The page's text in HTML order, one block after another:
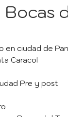
ciudad de
Caracol
Pre y post